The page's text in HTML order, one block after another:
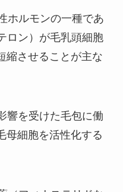
ホルモンの一種であ
ロン）が毛乳頭細胞
縮させることが主な
響を受けた毛包に働
母細胞を活性化する